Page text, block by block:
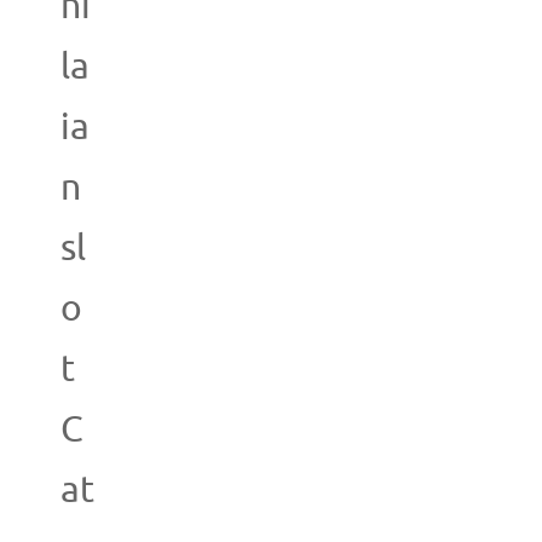
la
ia
n
sl
o
t
C
at